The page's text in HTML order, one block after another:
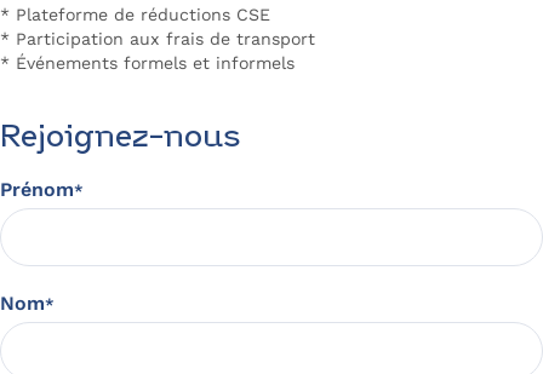
* Plateforme de réductions CSE
* Participation aux frais de transport
* Événements formels et informels
Rejoignez-nous
Prénom*
Nom*